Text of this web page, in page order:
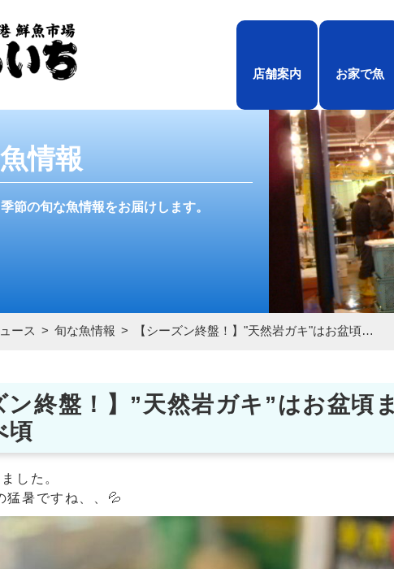
店舗案内 お家で魚
情報
節の旬な魚情報をお届けします。
ース 旬な魚情報 【シーズン終盤！】"天然岩ガキ"はお盆頃…
ン終盤！】”天然岩ガキ”はお盆頃ま
頃
した。
暑ですね、、